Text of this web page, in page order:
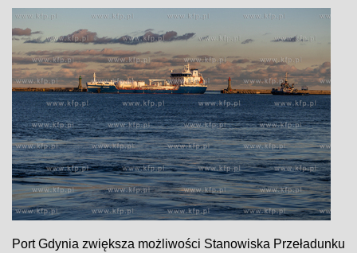
Port Gdynia zwiększa możliwości Stanowiska Przeładunku